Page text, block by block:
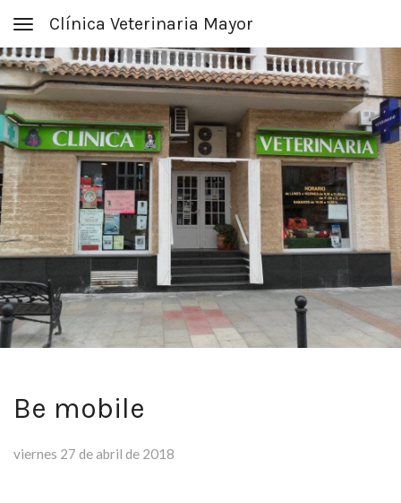
Toggle navigation
Clínica Veterinaria Mayor
Be mobile
viernes 27 de abril de 2018